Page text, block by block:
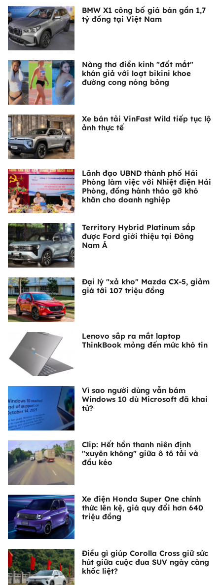
BMW X1 công bố giá bán gần 1,7
tỷ đồng tại Việt Nam
Nàng thơ điền kinh "đốt mắt"
khán giả với loạt bikini khoe
đường cong nóng bỏng
Xe bán tải VinFast Wild tiếp tục lộ
ảnh thực tế
Lãnh đạo UBND thành phố Hải
Phòng làm việc với Nhiệt điện Hải
Phòng, đồng hành tháo gỡ khó
khăn cho doanh nghiệp
Territory Hybrid Platinum sắp
được Ford giới thiệu tại Đông
Nam Á
Đại lý "xả kho" Mazda CX-5, giảm
giá tới 107 triệu đồng
Lenovo sắp ra mắt laptop
ThinkBook mỏng đến mức khó tin
Vì sao người dùng vẫn bám
Windows 10 dù Microsoft đã khai
tử?
Clip: Hết hồn thanh niên định
"xuyên không" giữa ô tô tải và
đầu kéo
Xe điện Honda Super One chính
thức lên kệ, giá quy đổi hơn 640
triệu đồng
Điều gì giúp Corolla Cross giữ sức
hút giữa cuộc đua SUV ngày càng
khốc liệt?